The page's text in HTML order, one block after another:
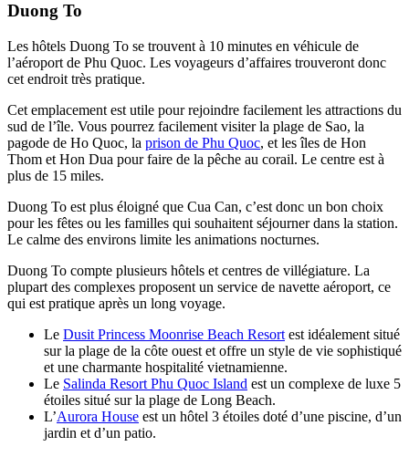
Duong To
Les hôtels Duong To se trouvent à 10 minutes en véhicule de
l’aéroport de Phu Quoc. Les voyageurs d’affaires trouveront donc
cet endroit très pratique.
Cet emplacement est utile pour rejoindre facilement les attractions du
sud de l’île. Vous pourrez facilement visiter la plage de Sao, la
pagode de Ho Quoc, la prison de Phu Quoc, et les îles de Hon
Thom et Hon Dua pour faire de la pêche au corail. Le centre est à
plus de 15 miles.
Duong To est plus éloigné que Cua Can, c’est donc un bon choix
pour les fêtes ou les familles qui souhaitent séjourner dans la station.
Le calme des environs limite les animations nocturnes.
Duong To compte plusieurs hôtels et centres de villégiature. La
plupart des complexes proposent un service de navette aéroport, ce
qui est pratique après un long voyage.
Le Dusit Princess Moonrise Beach Resort est idéalement situé
sur la plage de la côte ouest et offre un style de vie sophistiqué
et une charmante hospitalité vietnamienne.
Le Salinda Resort Phu Quoc Island est un complexe de luxe 5
étoiles situé sur la plage de Long Beach.
L’Aurora House est un hôtel 3 étoiles doté d’une piscine, d’un
jardin et d’un patio.